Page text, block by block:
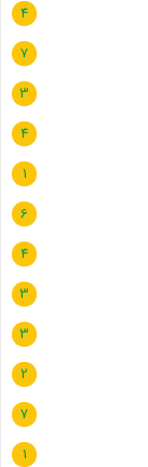
4
7
3
4
1
6
4
3
3
2
7
1